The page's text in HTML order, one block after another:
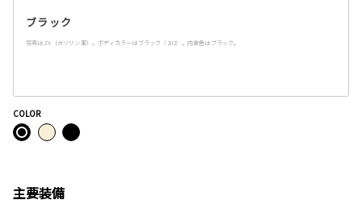
ブラック
写真はZX（ガソリン車）。ボディカラーはブラック〈202〉。内装色はブラック。
COLOR
主要装備